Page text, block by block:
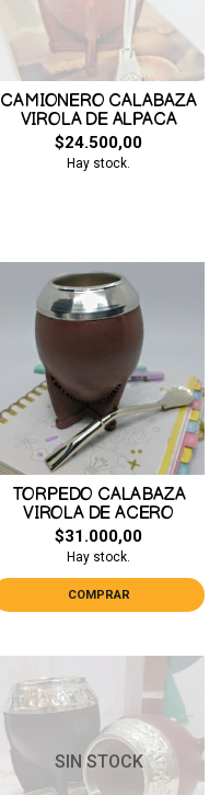
CAMIONERO CALABAZA
VIROLA DE ALPACA
$24.500,00
Hay stock.
TORPEDO CALABAZA
VIROLA DE ACERO
$31.000,00
Hay stock.
COMPRAR
SIN STOCK